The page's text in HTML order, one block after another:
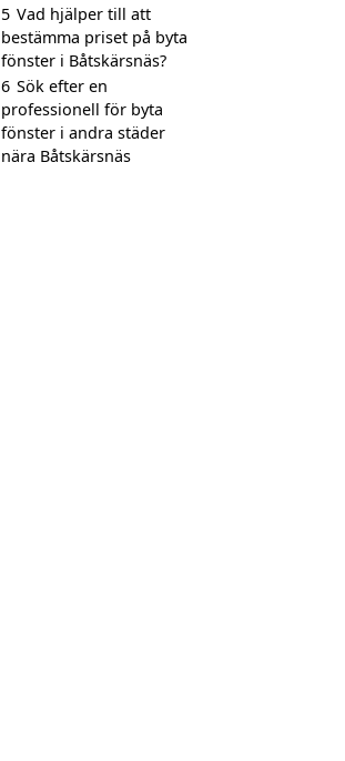
5 Vad hjälper till att
bestämma priset på byta
fönster i Båtskärsnäs?
6 Sök efter en
professionell för byta
fönster i andra städer
nära Båtskärsnäs